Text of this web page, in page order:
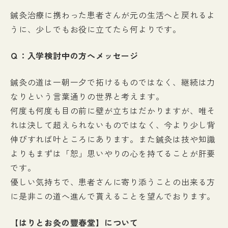
鍼灸治療に携わった患者さんが元の生活へと戻れるよ
うに、少しでもお役に立てたら何よりです。
Ｑ：入学検討中の方へメッセージ
鍼灸の道は一朝一夕で拓けるものではなく、継続は力
なりという言葉通りの世界と考えます。
何度も何度も目の前に壁が立ちはだかりますが、唯そ
れは決して超えられないものではなく、今より少し背
伸びすれば叶ところにあります。また鍼灸は技や知識
よりもまずは「恕」思いやりの心を持てることが肝要
です。
優しい気持ちで、患者さんに寄り添うことの出来る方
に是非この道へ進んで貰えることを望んでおります。
【はりとお灸の豐春堂】について